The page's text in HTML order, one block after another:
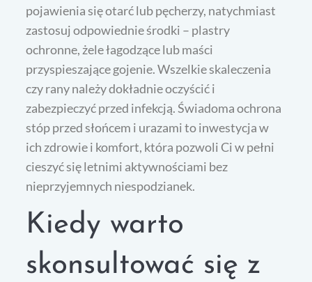
pojawienia się otarć lub pęcherzy, natychmiast
zastosuj odpowiednie środki – plastry
ochronne, żele łagodzące lub maści
przyspieszające gojenie. Wszelkie skaleczenia
czy rany należy dokładnie oczyścić i
zabezpieczyć przed infekcją. Świadoma ochrona
stóp przed słońcem i urazami to inwestycja w
ich zdrowie i komfort, która pozwoli Ci w pełni
cieszyć się letnimi aktywnościami bez
nieprzyjemnych niespodzianek.
Kiedy warto
skonsultować się z